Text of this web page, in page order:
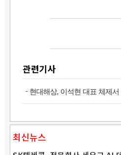
관련기사
- 현대해상, 이석현 대표 체제
최신뉴스